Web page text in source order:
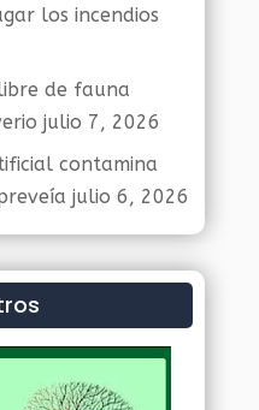
los incendios
de fauna
julio 7, 2026
contamina
julio 6, 2026